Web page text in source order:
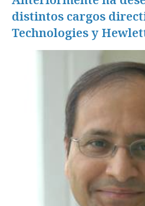
distintos cargos
Technologies y